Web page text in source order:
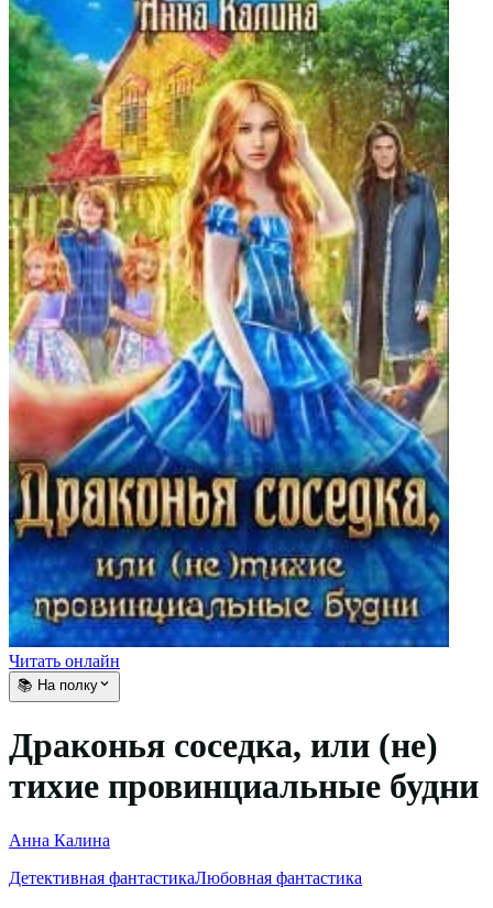
Читать онлайн
📚 На полку
Драконья соседка, или (не)
тихие провинциальные будни
Анна Калина
Детективная фантастикаЛюбовная фантастика